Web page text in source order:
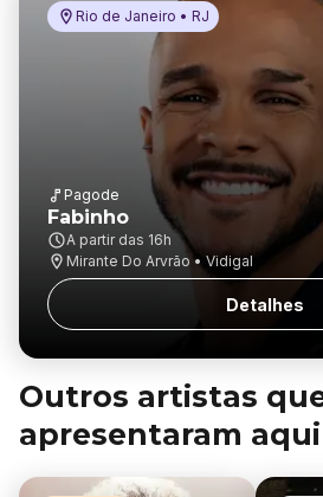
Rio de Janeiro • RJ
Pagode
Fabinho
A partir das 16h
Mirante Do Arvrão • Vidigal
Detalhes
Outros artistas
apresentaram aqui